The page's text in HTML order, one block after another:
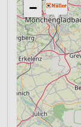
−